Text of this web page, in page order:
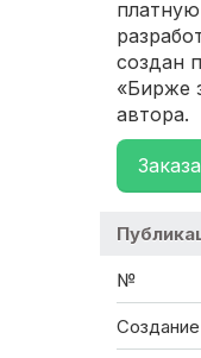
создан
«Бирже
автора.
№
Создание